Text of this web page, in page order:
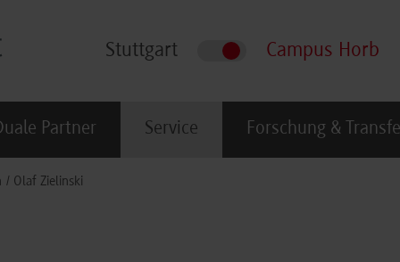
Stuttgart Campus Horb
Partner Service Forschung &
Olaf Zielinski